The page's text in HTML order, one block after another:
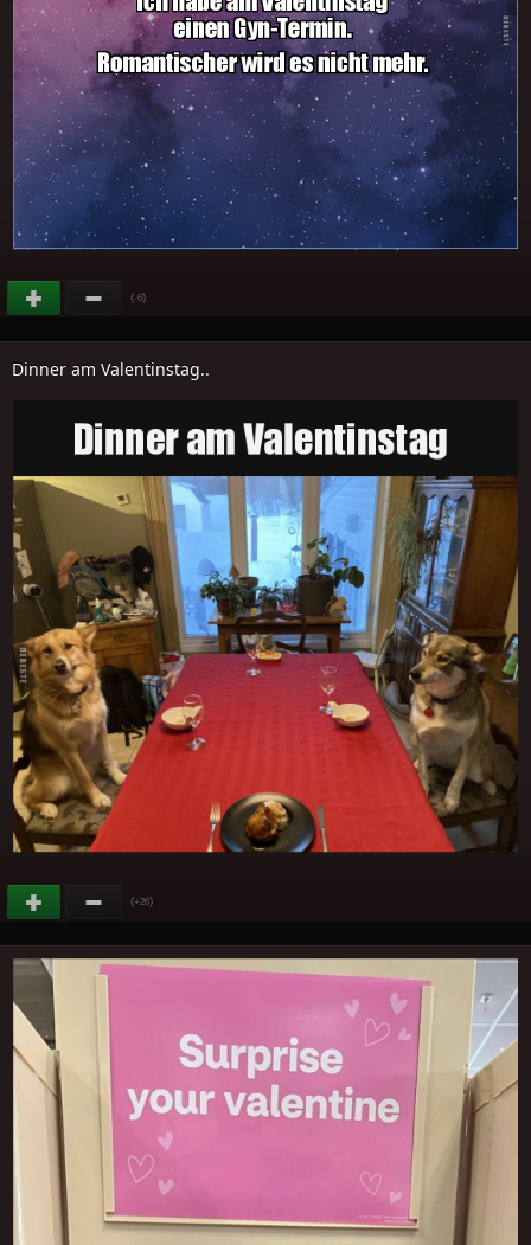
(-6)
Dinner am Valentinstag..
(+26)